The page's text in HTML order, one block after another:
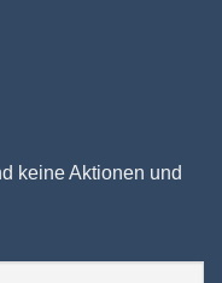
keine Aktionen und